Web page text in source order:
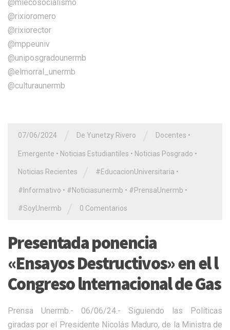
@miecosocialismo
@rixioromero
@rixiorector
@mppeuniv
@uniposgradounermb
@elmorral_unermb
@culturaunermb
07/06/2024 De Yunetzy Rivero Docentes •
Emergente • Noticias Estudiantiles • Noticias Posgrado •
Noticias Recientes #EducacionUniversitaria •
#Informativo • #Noticiasunermb • #PrensaUnermb •
#SoyUnermb 0 Comentarios
Presentada ponencia
«Ensayos Destructivos» en el l
Congreso lnternacional de Gas
Prensa Unermb.- 06/06/24.- Siguiendo las Políticas
giradas por el Presidente Nicolás Maduro, de la Ministra de